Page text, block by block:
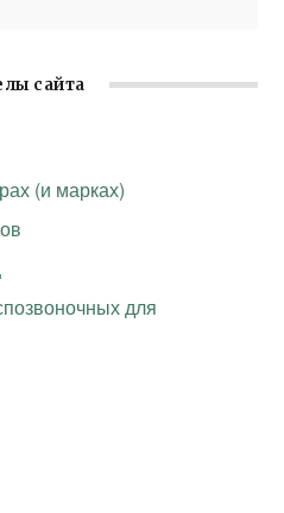
сайта
(и марках)
для